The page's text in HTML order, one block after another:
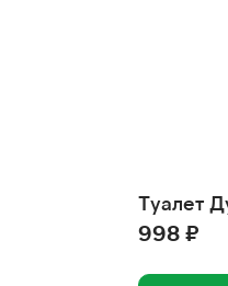
Туалет
998 ₽